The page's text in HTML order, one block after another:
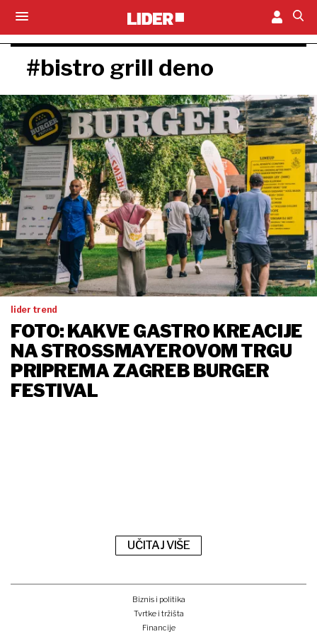
#bistro grill deno
lider trend
FOTO: KAKVE GASTRO KREACIJE
NA STROSSMAYEROVOM TRGU
PRIPREMA ZAGREB BURGER
FESTIVAL
UČITAJ VIŠE
Biznis i politika
Tvrtke i tržišta
Financije